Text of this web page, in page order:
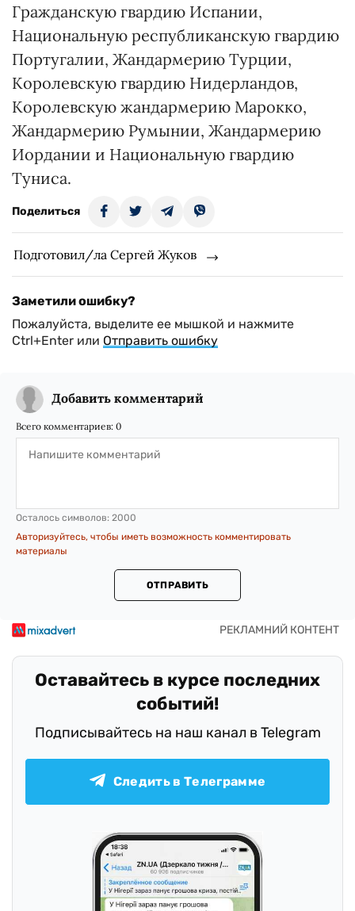
Гражданскую гвардию Испании,
Национальную республиканскую гвардию
Португалии, Жандармерию Турции,
Королевскую гвардию Нидерландов,
Королевскую жандармерию Марокко,
Жандармерию Румынии, Жандармерию
Иордании и Национальную гвардию
Туниса.
Поделиться
Подготовил/ла Сергей Жуков
Заметили ошибку?
Пожалуйста, выделите ее мышкой и нажмите
Ctrl+Enter или Отправить ошибку
Добавить комментарий
Всего комментариев: 0
Осталось символов: 2000
Авторизуйтесь, чтобы иметь возможность комментировать
материалы
ОТПРАВИТЬ
Оставайтесь в курсе последних
событий!
Подписывайтесь на наш канал в Telegram
Следить в Телеграмме